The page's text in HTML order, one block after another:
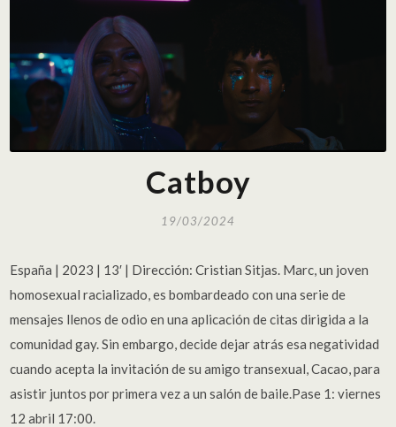
Catboy
19/03/2024
España | 2023 | 13′ | Dirección: Cristian Sitjas. Marc, un joven
homosexual racializado, es bombardeado con una serie de
mensajes llenos de odio en una aplicación de citas dirigida a la
comunidad gay. Sin embargo, decide dejar atrás esa negatividad
cuando acepta la invitación de su amigo transexual, Cacao, para
asistir juntos por primera vez a un salón de baile.Pase 1: viernes
12 abril 17:00.